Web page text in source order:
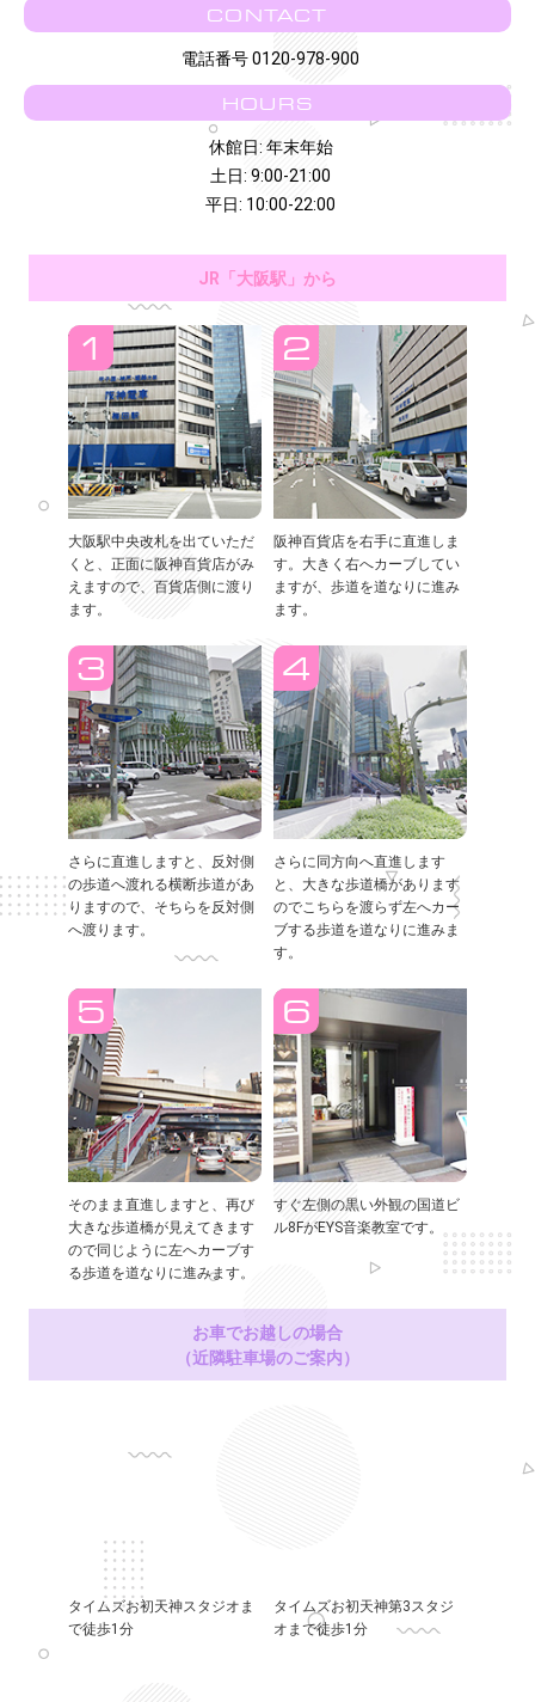
CONTACT
電話番号 0120-978-900
HOURS
休館日: 年末年始
土日: 9:00-21:00
平日: 10:00-22:00
JR「大阪駅」から
大阪駅中央改札を出ていただ
くと、正面に阪神百貨店がみ
えますので、百貨店側に渡り
ます。
阪神百貨店を右手に直進しま
す。大きく右へカーブしてい
ますが、歩道を道なりに進み
ます。
さらに直進しますと、反対側
の歩道へ渡れる横断歩道があ
りますので、そちらを反対側
へ渡ります。
さらに同方向へ直進します
と、大きな歩道橋があります
のでこちらを渡らず左へカー
ブする歩道を道なりに進みま
す。
そのまま直進しますと、再び
大きな歩道橋が見えてきます
ので同じように左へカーブす
る歩道を道なりに進みます。
すぐ左側の黒い外観の国道ビ
ル8FがEYS音楽教室です。
お車でお越しの場合
（近隣駐車場のご案内）
タイムズお初天神スタジオま
で徒歩1分
タイムズお初天神第3スタジ
オまで徒歩1分